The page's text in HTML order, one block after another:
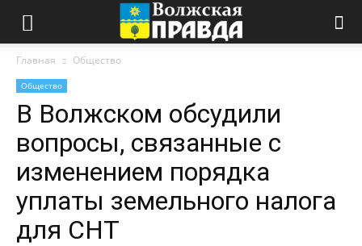
Главная Общество
Общество
В Волжском обсудили
вопросы, связанные с
изменением порядка
уплаты земельного налога
для СНТ